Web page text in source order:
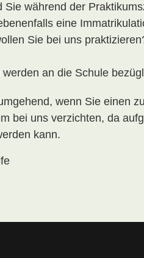
Sie während der
eine
Sie bei uns
an die Schule
wenn Sie einen
bei uns verzichten, da
kann.